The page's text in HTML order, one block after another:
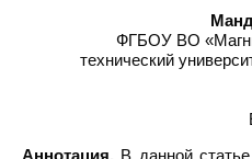
ФГБОУ ВО
технический